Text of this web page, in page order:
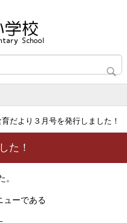
育だより３月号を発行しました！
た！
ューである